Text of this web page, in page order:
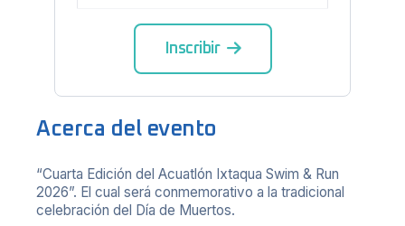
Inscribir
Acerca del evento
“Cuarta Edición del Acuatlón Ixtaqua Swim & Run
2026”. El cual será conmemorativo a la tradicional
celebración del Día de Muertos.